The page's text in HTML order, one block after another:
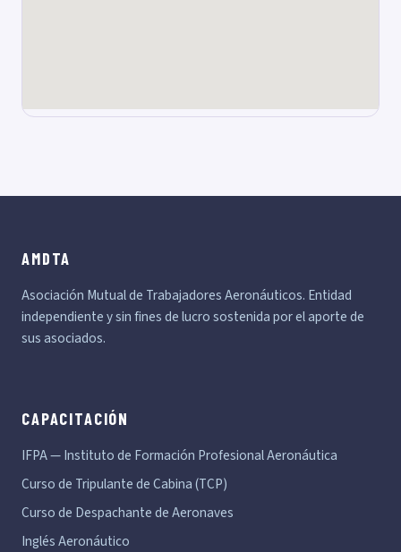
AMDTA
Asociación Mutual de Trabajadores Aeronáuticos. Entidad
independiente y sin fines de lucro sostenida por el aporte de
sus asociados.
CAPACITACIÓN
IFPA — Instituto de Formación Profesional Aeronáutica
Curso de Tripulante de Cabina (TCP)
Curso de Despachante de Aeronaves
Inglés Aeronáutico